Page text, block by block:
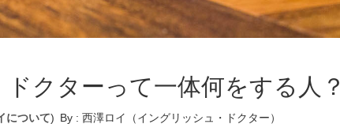
クターって一体何をする人？
について) By :西澤ロイ（イングリッシュ・ドクター）